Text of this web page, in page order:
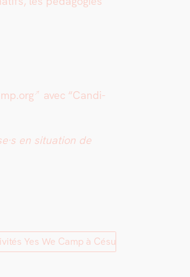
avec “Can­di­
en sit­u­a­tion de
Yes We Camp à Césure]